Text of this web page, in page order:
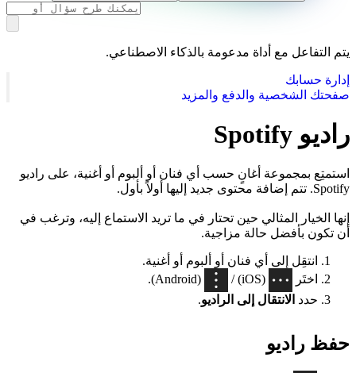
يتم التفاعل مع أداة مدعومة بالذكاء الاصطناعي.
إدارة حسابك
صفحتك الشخصية والدفع والمزيد
راديو Spotify
استمتِع بمجموعة أغانٍ حسب أي فنان أو ألبوم أو أغنية، على راديو
Spotify. تتم إضافة محتوى جديد إليها أولاً بأول.
إنها الخيار المثالي حين تحتار في ما تريد الاستماع إليه، وترغب في
أن تكون بأفضل حالة مزاجية.
انتقِل إلى أي فنان أو ألبوم أو أغنية.
اختَر
(iOS) /
(Android).
حدد الانتقال إلى الراديو.
حفظ راديو